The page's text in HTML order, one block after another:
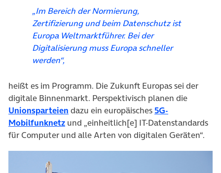
„Im Bereich der Normierung,
Zertifizierung und beim Datenschutz ist
Europa Weltmarktführer. Bei der
Digitalisierung muss Europa schneller
werden“,
heißt es im Programm. Die Zukunft Europas sei der
digitale Binnenmarkt. Perspektivisch planen die
Unionsparteien (öffnet in neuem Tab)
dazu ein europäisches 5G-
Mobilfunknetz und „einheitlich[e] IT-Datenstandards
für Computer und alle Arten von digitalen Geräten“.